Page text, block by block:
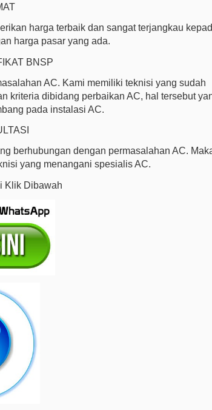
harga terbaik dan sangat terjangkau
harga pasar yang ada.
BNSP
AC. Kami memiliki teknisi yang sudah
kriteria dibidang perbaikan AC, hal tersebut
pada instalasi AC.
berhubungan dengan permasalahan AC.
yang menangani spesialis AC.
Klik Dibawah